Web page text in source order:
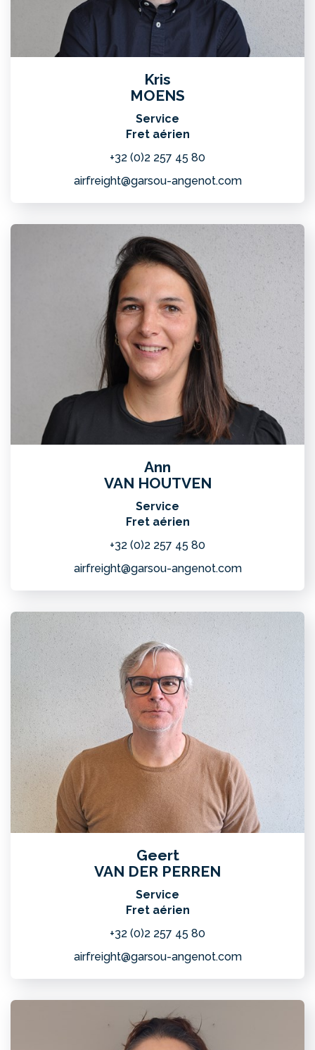
Kris
MOENS
Service
Fret aérien
+32 (0)2 257 45 80
airfreight@garsou-angenot.com
Ann
VAN HOUTVEN
Service
Fret aérien
+32 (0)2 257 45 80
airfreight@garsou-angenot.com
Geert
VAN DER PERREN
Service
Fret aérien
+32 (0)2 257 45 80
airfreight@garsou-angenot.com